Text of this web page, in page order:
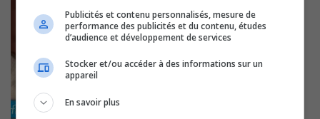
Publicités et contenu personnalisés, mesure de
performance des publicités et du contenu, études
d’audience et développement de services
Stocker et/ou accéder à des informations sur un
appareil
En savoir plus